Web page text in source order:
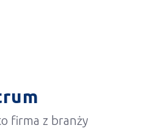
firma z branży